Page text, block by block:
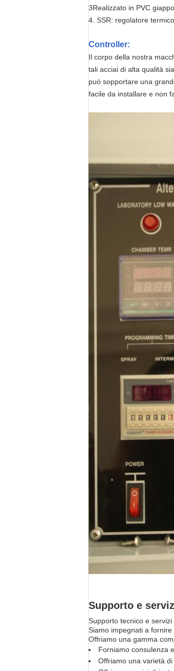
3Realizzato in PVC
4. SSR: regolatore
Controller:
Il corpo della nostra
tali acciai di alta qualità
può sopportare una
facile da installare e non
Supporto e
Supporto tecnico e servizi
Siamo impegnati a
Offriamo una gamma
Forniamo consulenza
Offriamo una varietà